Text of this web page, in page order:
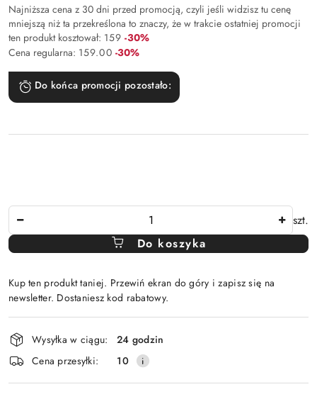
Najniższa cena z 30 dni przed promocją, czyli jeśli widzisz tu cenę
mniejszą niż ta przekreślona to znaczy, że w trakcie ostatniej promocji
ten produkt kosztował: 159 Rabat:
-30%
Cena regularna: 159.00 Rabat:
-30%
Do końca promocji pozostało:
szt.
Do koszyka
Kup ten produkt taniej. Przewiń ekran do góry i zapisz się na
newsletter. Dostaniesz kod rabatowy.
Dostępność
i
dostawa
Wysyłka w ciągu:
24 godzin
Cena przesyłki:
10